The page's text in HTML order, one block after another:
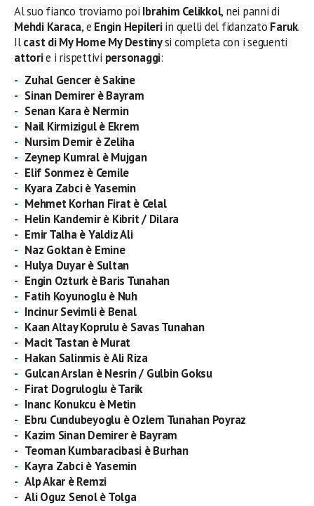
Al suo fianco troviamo poi Ibrahim Celikkol, nei panni di
Mehdi Karaca, e Engin Hepileriin quelli del fidanzato Faruk.
Ilcast di My Home My Destinysi completa con i seguenti
attorie i rispettivi personaggi:
Zuhal Gencer è Sakine
Sinan Demirer è Bayram
Senan Kara è Nermin
Nail Kirmizigul è Ekrem
Nursim Demir è Zeliha
Zeynep Kumral è Mujgan
Elif Sonmez è Cemile
Kyara Zabci è Yasemin
Mehmet Korhan Firat è Celal
Helin Kandemir è Kibrit / Dilara
Emir Talha è Yaldiz Ali
Naz Goktan è Emine
Hulya Duyar è Sultan
Engin Ozturk è Baris Tunahan
Fatih Koyunoglu è Nuh
Incinur Sevimli è Benal
Kaan Altay Koprulu è Savas Tunahan
Macit Tastan è Murat
Hakan Salinmis è Ali Riza
Gulcan Arslan è Nesrin / Gulbin Goksu
Firat Dogruloglu è Tarik
Inanc Konukcu è Metin
Ebru Cundubeyoglu è Ozlem Tunahan Poyraz
Kazim Sinan Demirer è Bayram
Teoman Kumbaracibasi è Burhan
Kayra Zabci è Yasemin
Alp Akar è Remzi
Ali Oguz Senol è Tolga